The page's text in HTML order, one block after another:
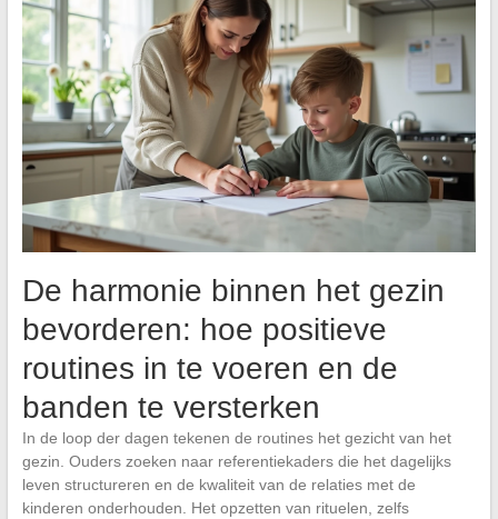
De harmonie binnen het gezin
bevorderen: hoe positieve
routines in te voeren en de
banden te versterken
In de loop der dagen tekenen de routines het gezicht van het
gezin. Ouders zoeken naar referentiekaders die het dagelijks
leven structureren en de kwaliteit van de relaties met de
kinderen onderhouden. Het opzetten van rituelen, zelfs